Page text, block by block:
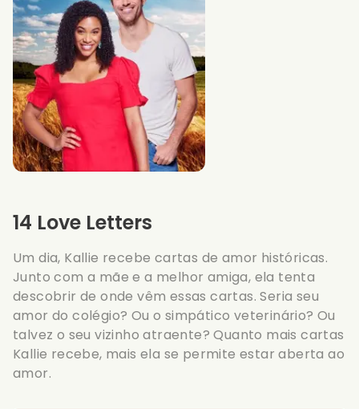
14 Love Letters
Um dia, Kallie recebe cartas de amor históricas.
Junto com a mãe e a melhor amiga, ela tenta
descobrir de onde vêm essas cartas. Seria seu
amor do colégio? Ou o simpático veterinário? Ou
talvez o seu vizinho atraente? Quanto mais cartas
Kallie recebe, mais ela se permite estar aberta ao
amor.